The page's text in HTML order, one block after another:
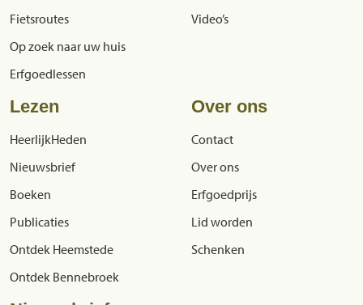
Fietsroutes
Op zoek naar uw huis
Erfgoedlessen
Video’s
Lezen
HeerlijkHeden
Nieuwsbrief
Boeken
Publicaties
Ontdek Heemstede
Ontdek Bennebroek
Over ons
Contact
Over ons
Erfgoedprijs
Lid worden
Schenken